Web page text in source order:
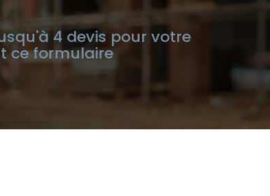
4 devis pour votre
ce formulaire